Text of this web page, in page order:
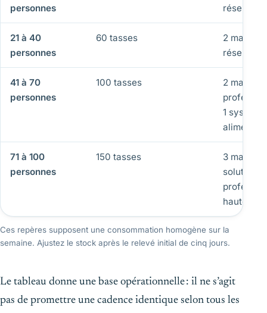
personnes
réservoir
21 à 40
personnes
60 tasses
2
réservoir
41 à 70
personnes
100 tasses
2
1
71 à 100
personnes
150 tasses
3
solution
haute
Ces repères supposent une consommation homogène sur la
semaine. Ajustez le stock après le relevé initial de cinq jours.
Le tableau donne une base opérationnelle : il ne s’agit
pas de promettre une cadence identique selon tous les